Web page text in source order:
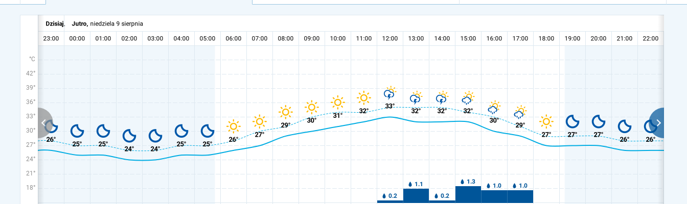
°C
42°
39°
36°
33°
30°
27°
24°
21°
18°